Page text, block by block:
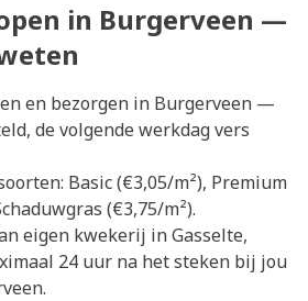
in Burgerveen —
en bezorgen in Burgerveen —
de volgende werkdag vers
Basic (€3,05/m²), Premium
(€3,75/m²).
eigen kwekerij in Gasselte,
24 uur na het steken bij jou